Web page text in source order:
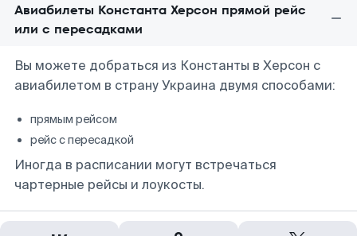
Авиабилеты Константа Херсон прямой рейс
или с пересадками
Вы можете добраться из Константы в Херсон с
авиабилетом в страну Украина двумя способами:
прямым рейсом
рейс с пересадкой
Иногда в расписании могут встречаться
чартерные рейсы и лоукосты.